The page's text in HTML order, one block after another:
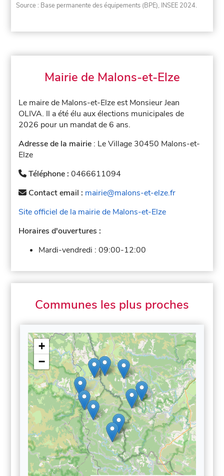
Source : Base permanente des équipements (BPE), INSEE 2024.
Mairie de Malons-et-Elze
Le maire de Malons-et-Elze est Monsieur Jean
OLIVA. Il a été élu aux élections municipales de
2026 pour un mandat de 6 ans.
Adresse de la mairie : Le Village 30450 Malons-et-
Elze
Téléphone :0466611094
Contact email : mairie@malons-et-elze.fr
Site officiel de la mairie de Malons-et-Elze
Horaires d'ouvertures :
Mardi-vendredi :09:00-12:00
Communes les plus proches
+
−